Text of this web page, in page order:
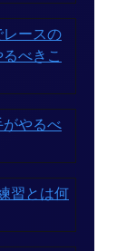
ースの
べきこ
やるべ
習とは何